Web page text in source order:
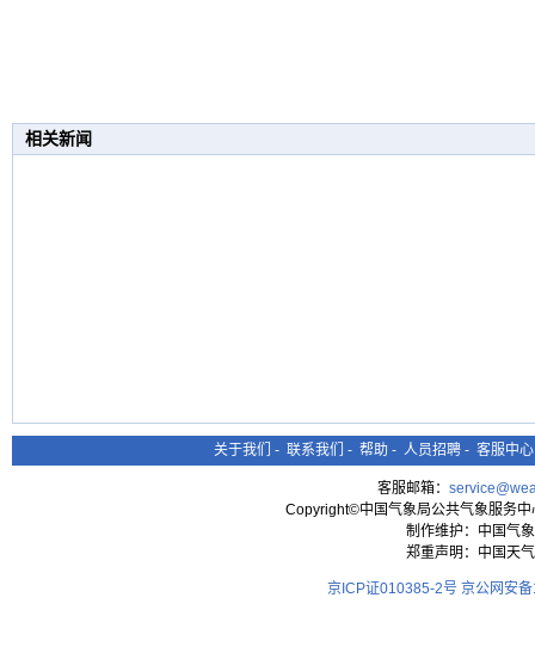
相关新闻
关于我们 - 联系我们 - 帮助 - 人员招聘 - 客服中心
客服邮箱：
Copyright©中国气象局公共气象服务
制作维护：中国气
郑重声明：中国天
京ICP证010385-2号 京公网安